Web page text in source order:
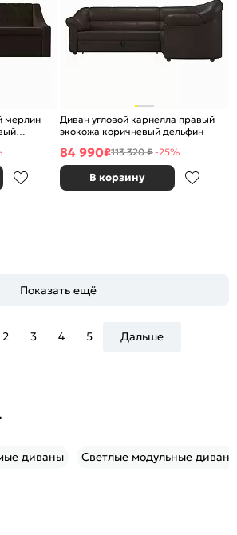
мерлин
Диван угловой карнелла правый
экокожа коричневый дельфин
84 990₽113 320 ₽-25%
В корзину
Показать ещё
2 3 4 5 Дальше
диваны Светлые модульные диваны